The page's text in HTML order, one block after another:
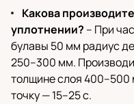
Какова
уплотнении? – При
булавы 50 мм радиус
250–300 мм.
толщине слоя
точку — 15–25 с.